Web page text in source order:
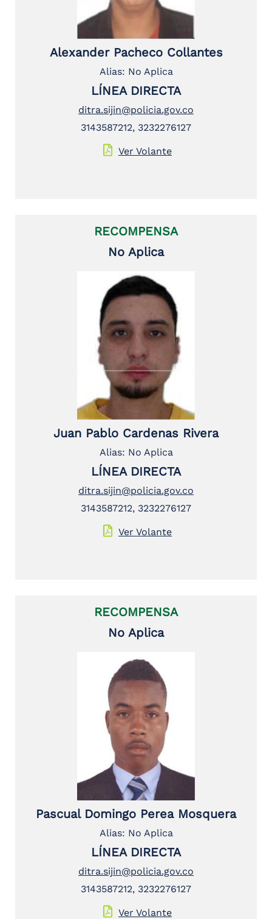
Alexander Pacheco Collantes
Alias: No Aplica
LÍNEA DIRECTA
ditra.sijin@policia.gov.co
3143587212, 3232276127
Ver Volante
RECOMPENSA
No Aplica
Juan Pablo Cardenas Rivera
Alias: No Aplica
LÍNEA DIRECTA
ditra.sijin@policia.gov.co
3143587212, 3232276127
Ver Volante
RECOMPENSA
No Aplica
Pascual Domingo Perea Mosquera
Alias: No Aplica
LÍNEA DIRECTA
ditra.sijin@policia.gov.co
3143587212, 3232276127
Ver Volante